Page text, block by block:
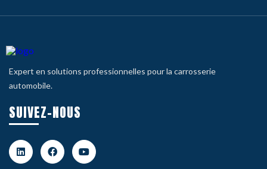
Expert en solutions professionnelles pour la carrosserie
automobile.
SUIVEZ-NOUS